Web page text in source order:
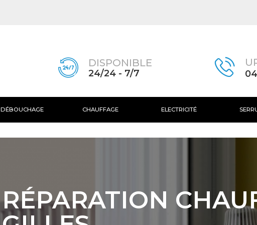
DISPONIBLE
24/24 - 7/7
DÉBOUCHAGE CHAUFFAGE ELECTRICITÉ
RÉPARATION